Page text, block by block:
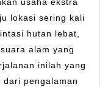
lokasi sering kali
hutan lebat,
alam yang
inilah yang
pengalaman